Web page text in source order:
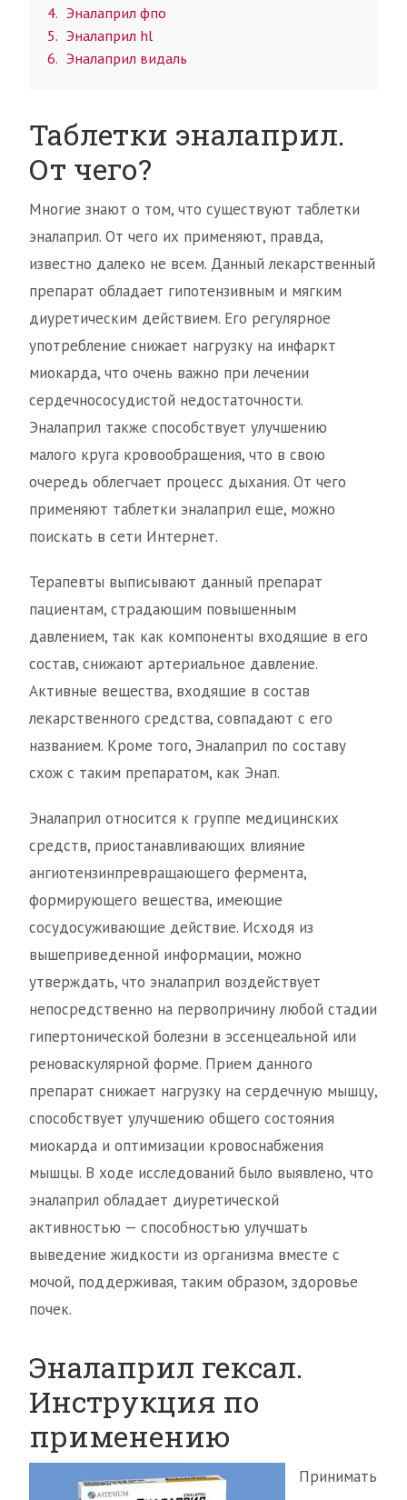
4 Эналаприл фпо
5
Эналаприл hl
6
Эналаприл видаль
Таблетки эналаприл.
От чего?
Многие знают о том, что существуют таблетки
эналаприл. От чего их применяют, правда,
известно далеко не всем. Данный лекарственный
препарат обладает гипотензивным и мягким
диуретическим действием. Его регулярное
употребление снижает нагрузку на инфаркт
миокарда, что очень важно при лечении
сердечнососудистой недостаточности.
Эналаприл также способствует улучшению
малого круга кровообращения, что в свою
очередь облегчает процесс дыхания. От чего
применяют таблетки эналаприл еще, можно
поискать в сети Интернет.
Терапевты выписывают данный препарат
пациентам, страдающим повышенным
давлением, так как компоненты входящие в его
состав, снижают артериальное давление.
Активные вещества, входящие в состав
лекарственного средства, совпадают с его
названием. Кроме того, Эналаприл по составу
схож с таким препаратом, как Энап.
Эналаприл относится к группе медицинских
средств, приостанавливающих влияние
ангиотензинпревращающего фермента,
формирующего вещества, имеющие
сосудосуживающие действие. Исходя из
вышеприведенной информации, можно
утверждать, что эналаприл воздействует
непосредственно на первопричину любой стадии
гипертонической болезни в эссенцеальной или
реноваскулярной форме. Прием данного
препарат снижает нагрузку на сердечную мышцу,
способствует улучшению общего состояния
миокарда и оптимизации кровоснабжения
мышцы. В ходе исследований было выявлено, что
эналаприл обладает диуретической
активностью — способностью улучшать
выведение жидкости из организма вместе с
мочой, поддерживая, таким образом, здоровье
почек.
Эналаприл гексал.
Инструкция по
применению
Принимать